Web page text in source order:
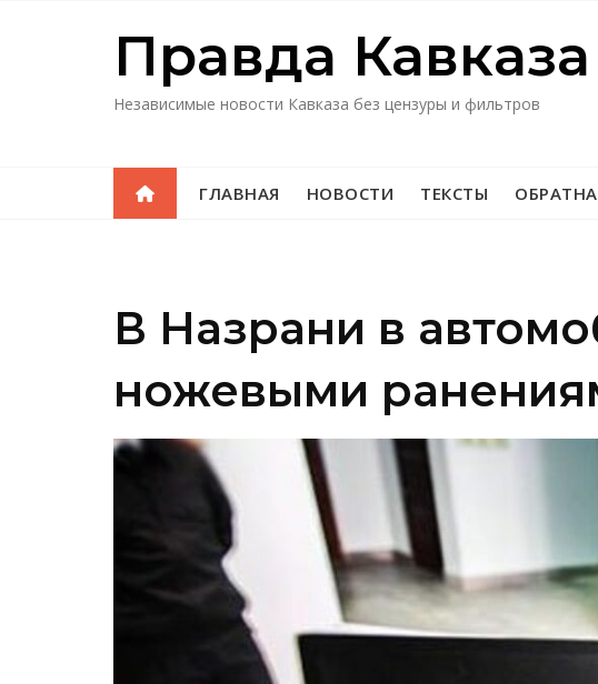
Правда Кавказa
Независимые новости Кавказа без цензуры и фильтров
ГЛАВНАЯ НОВОСТИ ТЕКСТЫ
В Назрани в
ножевыми